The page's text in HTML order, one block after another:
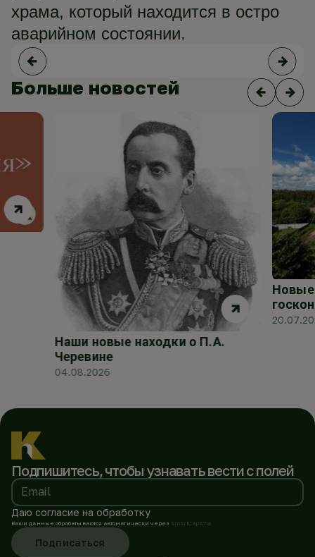
храма, который находится в остро
аварийном состоянии.
Больше новостей
Наши новые находки о П.А.
Черевине
04.08.2026
Новые
Подпишитесь, чтобы узнавать вести с полей
Email
Даю согласие на обработку
Ваши данные обрабатываются автоматически через SmartCaptcha
Подписаться